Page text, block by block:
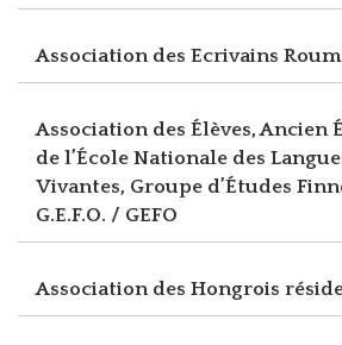
Association des Ecrivains
Association des Élèves, Ancien
de l’École Nationale des
Vivantes, Groupe d’Études
G.E.F.O. / GEFO
Association des Hongrois